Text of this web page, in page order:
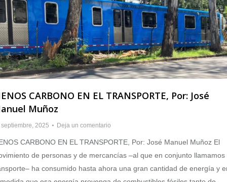
CARBONO EN EL TRANSPORTE, Por: José
Muñoz
2025 Deja un comentario
CARBONO EN EL TRANSPORTE, Por: José Manuel Muñoz El
de personas y de mercancías –al que en conjunto llamamos
ha consumido hasta ahora una gran cantidad de energía y